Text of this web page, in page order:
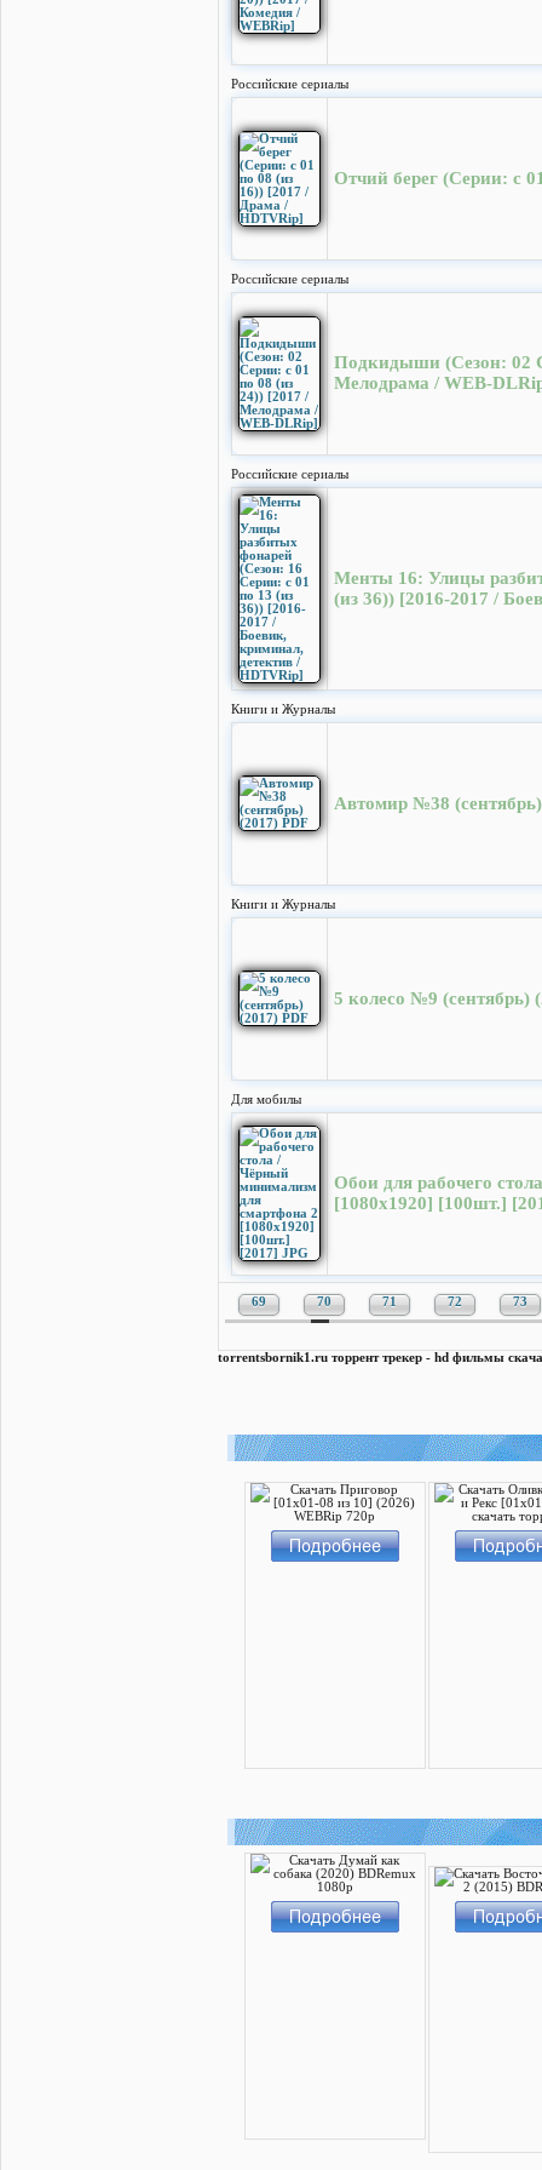
Российские сериалы
Отчий берег (Серии: с
Российские сериалы
Подкидыши (Cезон: 02
Мелодрама / WEB-
Российские сериалы
Менты 16: Улицы
(из 36)) [2016-2017 /
Книги и Журналы
Автомир №38
Книги и Журналы
5 колесо №9 (сентябрь)
Для мобилы
Обои для рабочего
[1080x1920] [100шт.]
69 70 71 72 73
torrentsbornik1.ru торрент трекер - hd фильмы